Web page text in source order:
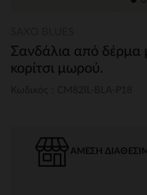
Σανδάλια από δέρμα
κορίτσι μωρού.
ΆΜΕΣΗ